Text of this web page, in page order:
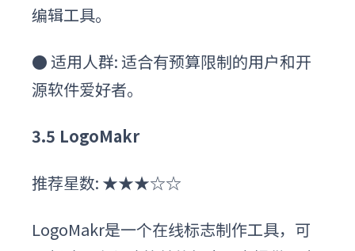
编辑工具。
●适用人群: 适合有预算限制的用户和开
源软件爱好者。
3.5 LogoMakr
推荐星数: ★★★☆☆
LogoMakr是一个在线标志制作工具，可